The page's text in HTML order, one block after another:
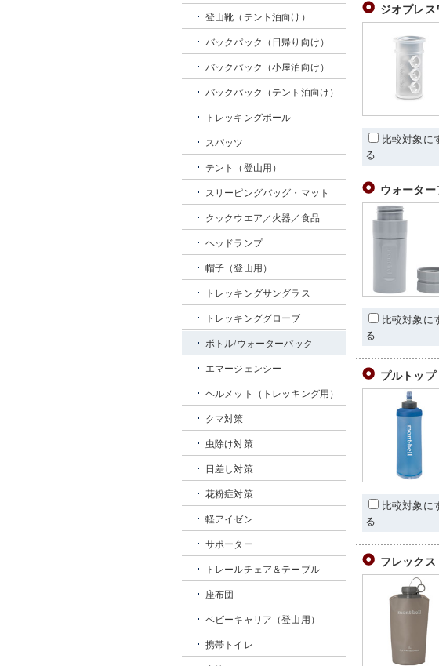
ジオプレ
比較対象に
る
ウォータ
比較対象に
る
プルトッ
比較対象に
る
フレック
登山靴（テント泊向け）
バックパック（日帰り向け）
バックパック（小屋泊向け）
バックパック（テント泊向け）
トレッキングポール
スパッツ
テント（登山用）
スリーピングバッグ・マット
クックウエア／火器／食品
ヘッドランプ
帽子（登山用）
トレッキングサングラス
トレッキンググローブ
ボトル/ウォーターパック
エマージェンシー
ヘルメット（トレッキング用）
クマ対策
虫除け対策
日差し対策
花粉症対策
軽アイゼン
サポーター
トレールチェア＆テーブル
座布団
ベビーキャリア（登山用）
携帯トイレ